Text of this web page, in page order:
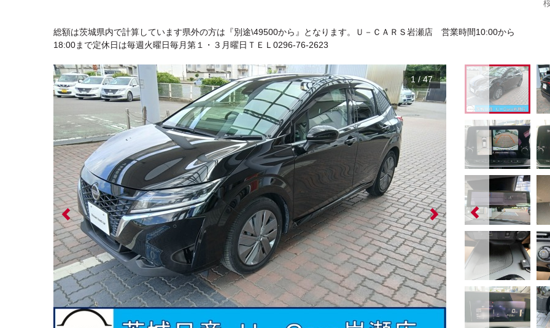
総額は茨城県内で計算しています県外の方は『別途\49500から』となります。Ｕ－ＣＡＲＳ岩瀬店 営業時間10:00から
18:00まで定休日は毎週火曜日毎月第１・３月曜日ＴＥＬ0296-76-2623
1/47